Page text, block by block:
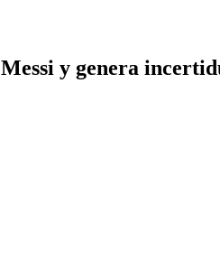
y genera